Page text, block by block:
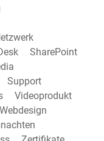
SharePoint
Support
Videoprodukt
Webdesign